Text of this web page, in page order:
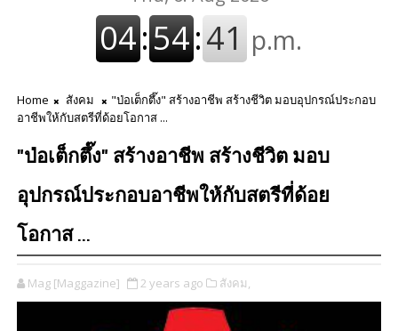
Home สังคม
"ป่อเต็กตึ๊ง" สร้างอาชีพ สร้างชีวิต มอบอุปกรณ์ประกอบ
อาชีพให้กับสตรีที่ด้อยโอกาส ...
"ป่อเต็กตึ๊ง" สร้างอาชีพ สร้างชีวิต มอบ
อุปกรณ์ประกอบอาชีพให้กับสตรีที่ด้อย
โอกาส ...
Mag [Maggazine] 2 years ago สังคม,